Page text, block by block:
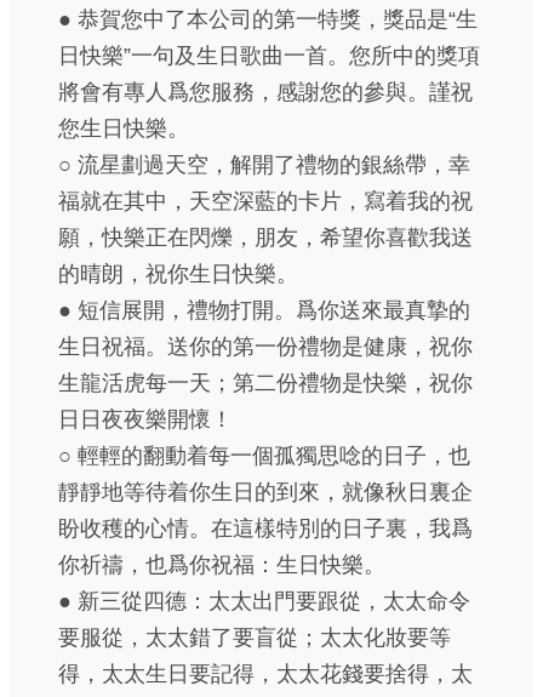
● 恭賀您中了本公司的第一特獎，獎品是“生
日快樂”一句及生日歌曲一首。您所中的獎項
將會有專人爲您服務，感謝您的參與。謹祝
您生日快樂。
○ 流星劃過天空，解開了禮物的銀絲帶，幸
福就在其中，天空深藍的卡片，寫着我的祝
願，快樂正在閃爍，朋友，希望你喜歡我送
的晴朗，祝你生日快樂。
● 短信展開，禮物打開。爲你送來最真摯的
生日祝福。送你的第一份禮物是健康，祝你
生龍活虎每一天；第二份禮物是快樂，祝你
日日夜夜樂開懷！
○ 輕輕的翻動着每一個孤獨思唸的日子，也
靜靜地等待着你生日的到來，就像秋日裏企
盼收穫的心情。在這樣特別的日子裏，我爲
你祈禱，也爲你祝福：生日快樂。
● 新三從四德：太太出門要跟從，太太命令
要服從，太太錯了要盲從；太太化妝要等
得，太太生日要記得，太太花錢要捨得，太